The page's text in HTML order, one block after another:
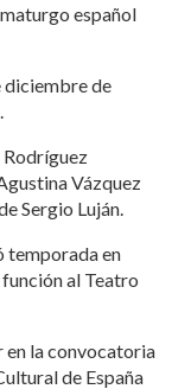
español
diciembre de
Rodríguez
Vázquez
Sergio Luján.
temporada en
al Teatro
en la convocatoria
de España